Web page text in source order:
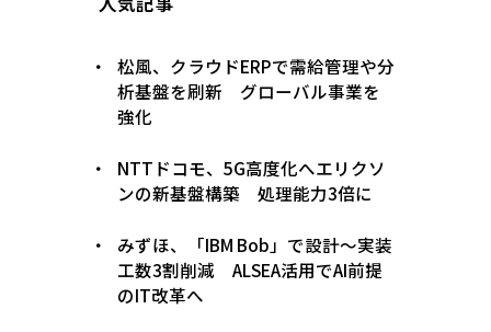
松風、クラウドERPで需給管理や分
析基盤を刷新 グローバル事業を
強化
NTTドコモ、5G高度化へエリクソ
ンの新基盤構築 処理能力3倍に
みずほ、「IBM Bob」で設計〜実装
工数3割削減 ALSEA活用でAI前提
のIT改革へ